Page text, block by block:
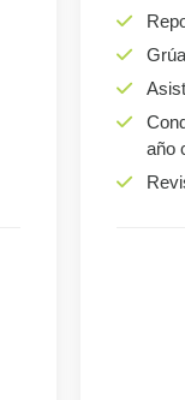
Grúa
año